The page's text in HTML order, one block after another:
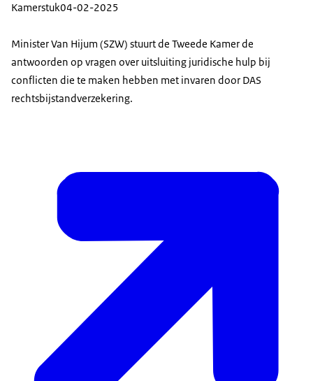
Kamerstuk04-02-2025
Minister Van Hijum (SZW) stuurt de Tweede Kamer de
antwoorden op vragen over uitsluiting juridische hulp bij
conflicten die te maken hebben met invaren door DAS
rechtsbijstandverzekering.